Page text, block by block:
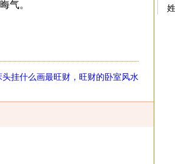
气。
头挂什么画最旺财，旺财的卧室风水
姓